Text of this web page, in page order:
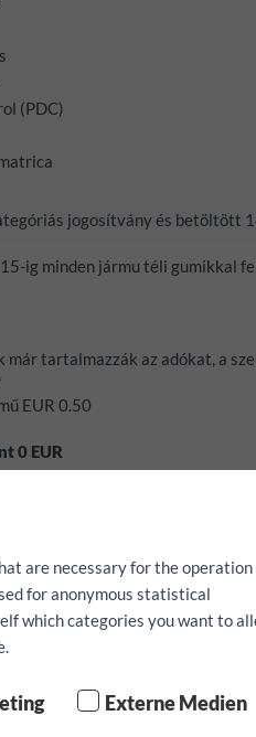
(PDC)
jogosítvány és betöltött
ig minden jármu téli gumikkal
tartalmazzák az adókat, a
EUR 0.50
0 EUR
Navigációs rendszer,
előzetesen foglalhatóak
are necessary for the operation
for anonymous statistical
which categories you want to
Externe Medien